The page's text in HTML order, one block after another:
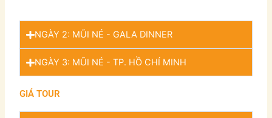
NGÀY 2: MŨI NÉ - GALA DINNER
NGÀY 3: MŨI NÉ - TP. HỒ CHÍ MINH
GIÁ TOUR